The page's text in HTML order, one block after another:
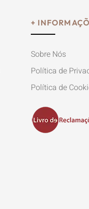
+
Sobre Nós
Política de
Política de